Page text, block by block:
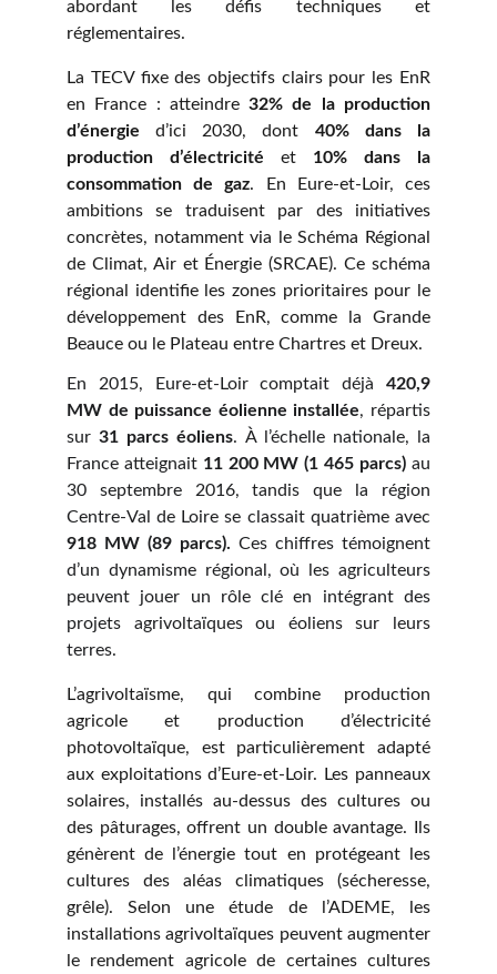
abordant les défis techniques et
réglementaires.
La TECV fixe des objectifs clairs pour les EnR
en France : atteindre32% de la production
d’énergie d’ici 2030, dont 40% dans la
production d’électricité et 10% dans la
consommation de gaz. En Eure-et-Loir, ces
ambitions se traduisent par des initiatives
concrètes, notamment via leSchéma Régional
de Climat, Air et Énergie (SRCAE).Ce schéma
régional identifie les zones prioritaires pour le
développement des EnR, comme la Grande
Beauce ou le Plateau entre Chartres et Dreux.
En 2015, Eure-et-Loir comptait déjà 420,9
MW de puissance éolienne installée, répartis
sur31 parcs éoliens. À l’échelle nationale, la
France atteignait 11 200 MW (1 465 parcs) au
30 septembre 2016, tandis que la région
Centre-Val de Loire se classait quatrième avec
918 MW (89 parcs). Ces chiffres témoignent
d’un dynamisme régional, où les agriculteurs
peuvent jouer un rôle clé en intégrant des
projets agrivoltaïques ou éoliens sur leurs
terres.
L’agrivoltaïsme, qui combine production
agricole et production d’électricité
photovoltaïque, est particulièrement adapté
aux exploitations d’Eure-et-Loir. Les panneaux
solaires, installés au-dessus des cultures ou
des pâturages, offrent un double avantage. Ils
génèrent de l’énergie tout en protégeant les
cultures des aléas climatiques (sécheresse,
grêle). Selon une étude de
l’ADEME, les
installations agrivoltaïques peuvent augmenter
le rendement agricole de certaines cultures